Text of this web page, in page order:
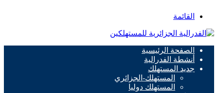
القائمة
الصفحة الرئيسية
أنشطة الفدرالية
جديد المستهلك
المستهلك-الجزائري
المستهلك دوليا